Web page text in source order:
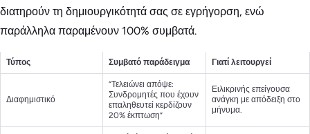
διατηρούν τη δημιουργικότητά σας σε εγρήγορση, ενώ
παράλληλα παραμένουν 100% συμβατά.
Τύπος Συμβατό παράδειγμα Γιατί λειτουργεί
Διαφημιστικό
“Τελειώνει απόψε:
Συνδρομητές που έχουν
επαληθευτεί κερδίζουν
20% έκπτωση”
Ειλικρινής επείγουσα
ανάγκη με απόδειξη στο
μήνυμα.